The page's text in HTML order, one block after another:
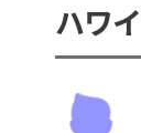
ハワ